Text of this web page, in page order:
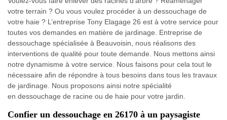
votre terrain ? Ou vous voulez procéder à un dessouchage de
votre haie ? L’entreprise Tony Elagage 26 est à votre service pour
toutes vos demandes en matière de jardinage. Entreprise de
dessouchage spécialisée à Beauvoisin, nous réalisons des
interventions de qualité pour toute demande. Nous mettons ainsi
notre dynamisme à votre service. Nous faisons pour cela tout le
nécessaire afin de répondre à tous besoins dans tous les travaux
de jardinage. Nous proposons ainsi notre spécialité
en dessouchage de racine ou de haie pour votre jardin.
Confier un dessouchage en 26170 à un paysagiste